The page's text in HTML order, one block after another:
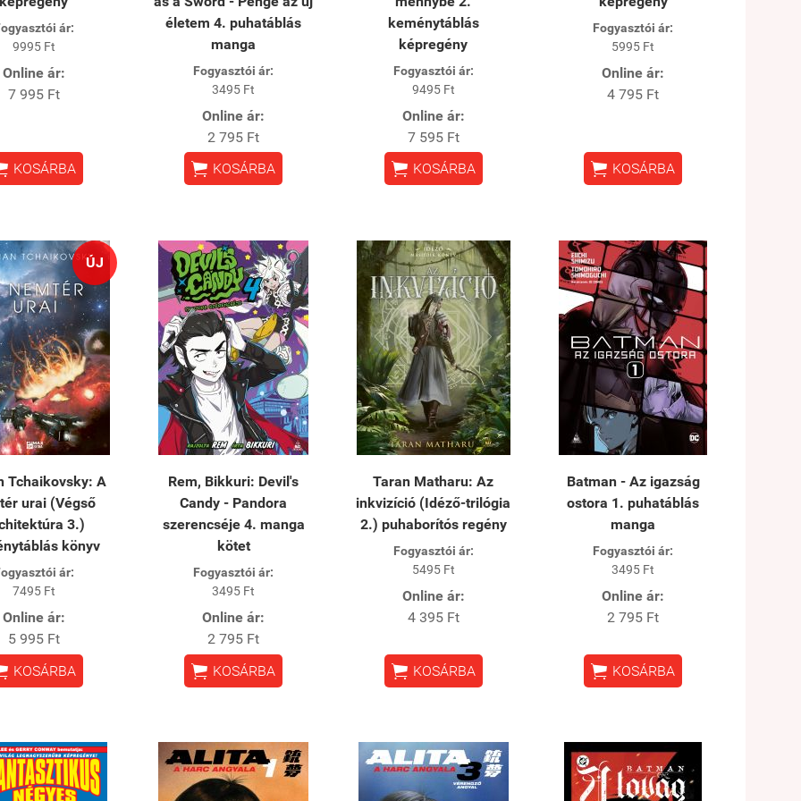
ár:
9995 Ft
Online ár:
7 995 Ft
KOSÁRBA
életem 4. puhatáblás
manga
Fogyasztói ár:
3495 Ft
Online ár:
2 795 Ft
 KOSÁRBA
keménytáblás
képregény
Fogyasztói ár:
9495 Ft
Online ár:
7 595 Ft
 KOSÁRBA
Fogyasztói ár:
5995 Ft
Online ár:
4 795 Ft
 KOSÁRBA
ÚJ
Tchaikovsky: A
urai (Végső
3.)
könyv
ár:
7495 Ft
Online ár:
5 995 Ft
KOSÁRBA
Rem, Bikkuri: Devil's
Candy - Pandora
szerencséje 4. manga
kötet
Fogyasztói ár:
3495 Ft
Online ár:
2 795 Ft
 KOSÁRBA
Taran Matharu: Az
inkvizíció (Idéző-trilógia
2.) puhaborítós regény
Fogyasztói ár:
5495 Ft
Online ár:
4 395 Ft
 KOSÁRBA
Batman - Az igazság
ostora 1. puhatáblás
manga
Fogyasztói ár:
3495 Ft
Online ár:
2 795 Ft
 KOSÁRBA